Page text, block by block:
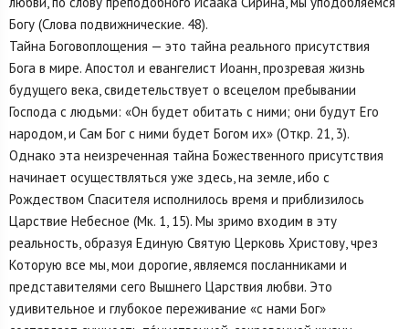
Богу (Слова подвижнические. 48).
Тайна Боговоплощения — это тайна реального присутствия
Бога в мире. Апостол и евангелист Иоанн, прозревая жизнь
будущего века, свидетельствует о всецелом пребывании
Господа с людьми: «Он будет обитать с ними; они будут Его
народом, и Сам Бог с ними будет Богом их» (Откр. 21, 3).
Однако эта неизреченная тайна Божественного присутствия
начинает осуществляться уже здесь, на земле, ибо с
Рождеством Спасителя исполнилось время и приблизилось
Царствие Небесное (Мк. 1, 15). Мы зримо входим в эту
реальность, образуя Единую Святую Церковь Христову, чрез
Которую все мы, мои дорогие, являемся посланниками и
представителями сего Вышнего Царствия любви. Это
удивительное и глубокое переживание «с нами Бог»